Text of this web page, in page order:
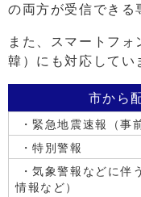
の両方が受信できる
また、スマートフォ
韓）にも対応してい
市から
・緊急地震速報（事
・特別警報
・気象警報などに伴
情報など）